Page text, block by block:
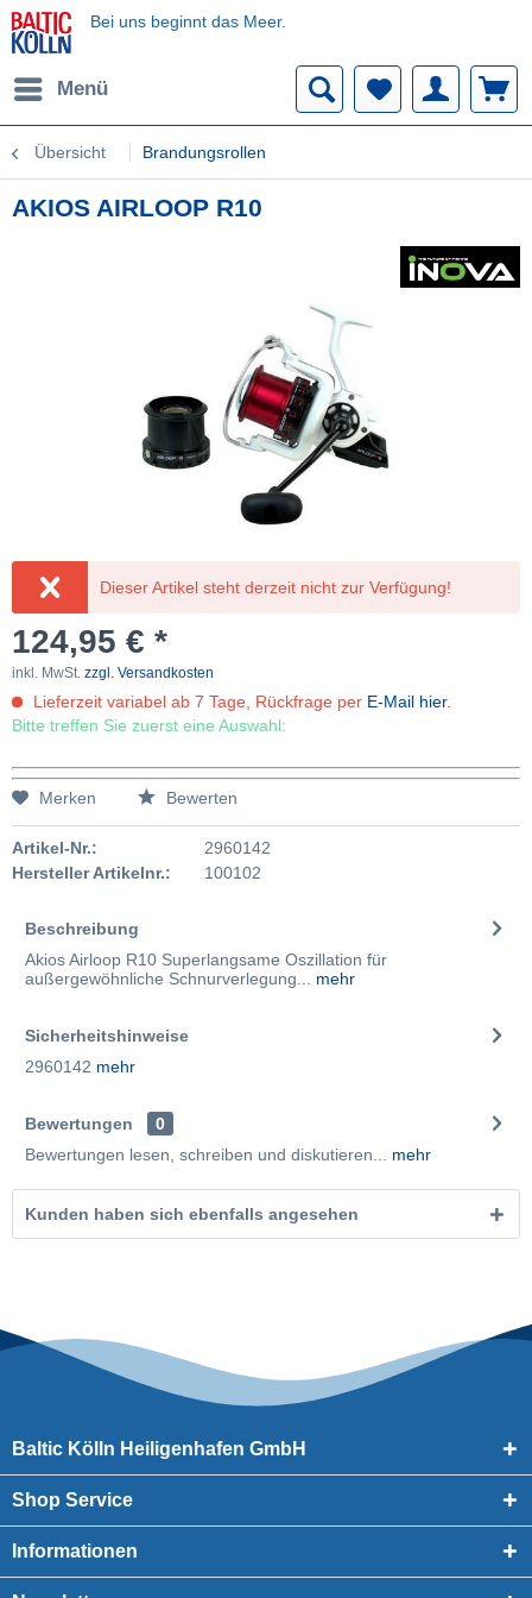
Bei uns beginnt das Meer.
Menü
Übersicht Brandungsrollen
AKIOS AIRLOOP R10
Dieser Artikel steht derzeit nicht zur Verfügung!
124,95 € *
inkl. MwSt. zzgl. Versandkosten
Lieferzeit variabel ab 7 Tage, Rückfrage per E-Mail hier.
Bitte treffen Sie zuerst eine Auswahl:
Merken Bewerten
Artikel-Nr.:
2960142
Hersteller Artikelnr.:
100102
Beschreibung
Akios Airloop R10 Superlangsame Oszillation für
außergewöhnliche Schnurverlegung...
mehr
Sicherheitshinweise
2960142 mehr
Bewertungen
0
Bewertungen lesen, schreiben und diskutieren...
mehr
Kunden haben sich ebenfalls angesehen
Baltic Kölln Heiligenhafen GmbH
Shop Service
Informationen